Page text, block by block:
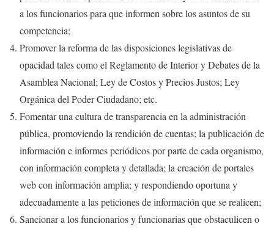
a los funcionarios para que informen sobre los asuntos de su
competencia;
Promover la reforma de las disposiciones legislativas de
opacidad tales como el Reglamento de Interior y Debates de la
Asamblea Nacional; Ley de Costos y Precios Justos; Ley
Orgánica del Poder Ciudadano; etc.
Fomentar una cultura de transparencia en la administración
pública, promoviendo la rendición de cuentas; la publicación de
información e informes periódicos por parte de cada organismo,
con información completa y detallada; la creación de portales
web con información amplia; y respondiendo oportuna y
adecuadamente a las peticiones de información que se realicen;
Sancionar a los funcionarios y funcionarias que obstaculicen o